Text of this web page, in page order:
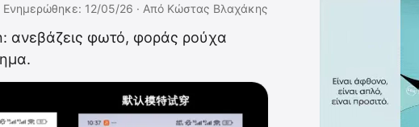
Ενημερώθηκε: 12/05/26 · Από Κώστας Βλαχάκης
ανεβάζεις φωτό, φοράς ρούχα